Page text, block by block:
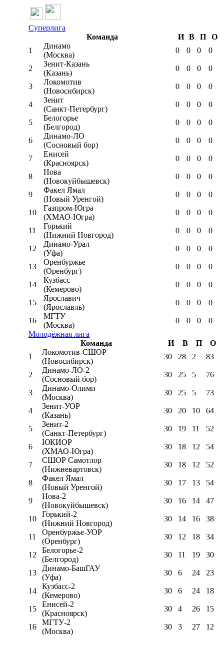
Суперлига
Команда
И В П
О
1
Динамо
(Москва)
0 0 0 0
2
Зенит-Казань
(Казань)
0 0 0 0
3
Локомотив
(Новосибирск)
0 0 0 0
4
Зенит
(Санкт-Петербург)
0 0 0 0
5
Белогорье
(Белгород)
0 0 0 0
6
Динамо-ЛО
(Сосновый бор)
0 0 0 0
7
Енисей
(Красноярск)
0 0 0 0
8
Нова
(Новокуйбышевск)
0 0 0 0
9
Факел Ямал
(Новый Уренгой)
0 0 0 0
10
Газпром-Югра
(ХМАО-Югра)
0 0 0 0
11
Горький
(Нижний Новгород)
0 0 0 0
12
Динамо-Урал
(Уфа)
0 0 0 0
13
Оренбуржье
(Оренбург)
0 0 0 0
14
Кузбасс
(Кемерово)
0 0 0 0
15
Ярославич
(Ярославль)
0 0 0 0
16
МГТУ
(Москва)
0 0 0
0
Молодёжная лига
Команда
И В П
О
1
Локомотив-CШОР
(Новосибирск)
30 28 2 83
2
Динамо-ЛО-2
(Сосновый бор)
30 25 5 76
3
Динамо-Олимп
(Москва)
30 25 5 73
4
Зенит-УОР
(Казань)
30 20 10 64
5
Зенит-2
(Санкт-Петербург)
30 19 11 52
6
ЮКИОР
(ХМАО-Югра)
30 18 12 54
7
СШОР Самотлор
(Нижневартовск)
30 18 12 52
8
Факел Ямал
(Новый Уренгой)
30 17 13 54
9
Нова-2
(Новокуйбышевск)
30 16 14 47
10
Горький-2
(Нижний Новгород)
30 14 16 38
11
Оренбуржье-УОР
(Оренбург)
30 12 18 34
12
Белогорье-2
(Белгород)
30 11 19 30
13
Динамо-БашГАУ
(Уфа)
30 6 24 23
14
Кузбасс-2
(Кемерово)
30 6 24 18
15
Енисей-2
(Красноярск)
30 4 26 15
16
МГТУ-2
(Москва)
30 3 27 12